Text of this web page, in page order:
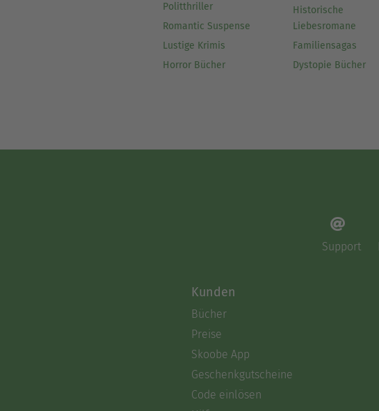
Politthriller
Romantic Suspense
Lustige Krimis
Horror Bücher
Historische
Liebesromane
Familiensagas
Dystopie Bücher
Support
Kunden
Bücher
Preise
Skoobe App
Geschenkgutscheine
Code einlösen